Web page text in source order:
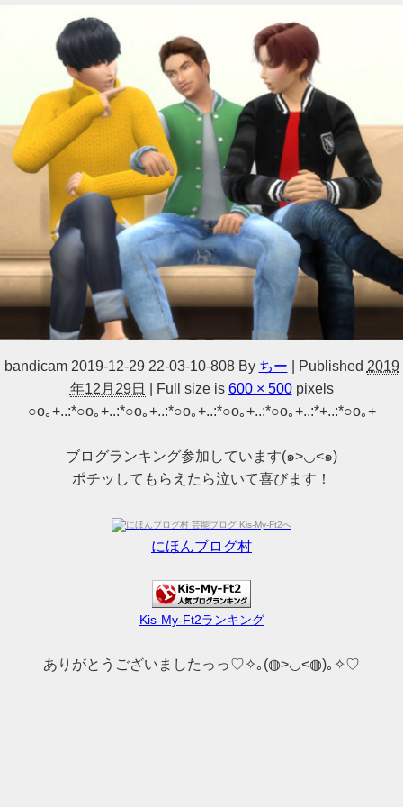
bandicam 2019-12-29 22-03-10-808 By ちー Published 2019
年12月29日
Full size is 600 × 500pixels
○o｡+..:*○o｡+..:*○o｡+..:*○o｡+..:*○o｡+..:*○o｡+..:*+..:*○o｡+
ブログランキング参加しています(๑>◡<๑)
ポチッしてもらえたら泣いて喜びます！
にほんブログ村
Kis-My-Ft2ランキング
ありがとうございましたっっ♡✧｡(◍>◡<◍)｡✧♡